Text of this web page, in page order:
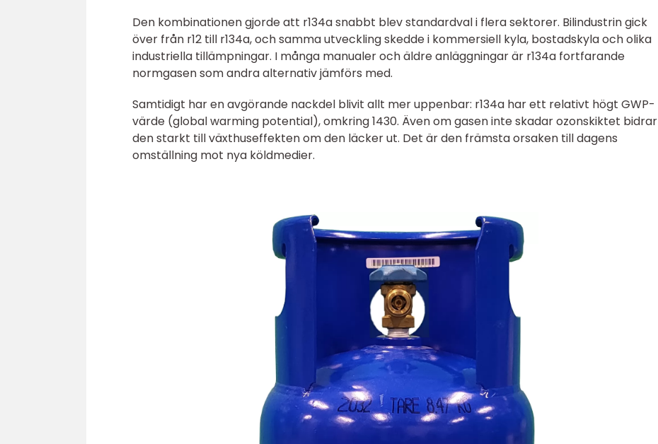
Den kombinationen gjorde att r134a snabbt blev standardval i flera sektorer. Bilindustrin gick
över från r12 till r134a, och samma utveckling skedde i kommersiell kyla, bostadskyla och olika
industriella tillämpningar. I många manualer och äldre anläggningar är r134a fortfarande
normgasen som andra alternativ jämförs med.
Samtidigt har en avgörande nackdel blivit allt mer uppenbar: r134a har ett relativt högt GWP-
värde (global warming potential), omkring 1430. Även om gasen inte skadar ozonskiktet bidrar
den starkt till växthuseffekten om den läcker ut. Det är den främsta orsaken till dagens
omställning mot nya köldmedier.